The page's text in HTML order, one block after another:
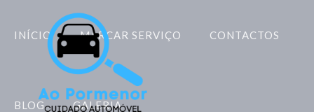
INÍCIO MARCAR SERVIÇO CONTACTOS
BLOG GALERIA